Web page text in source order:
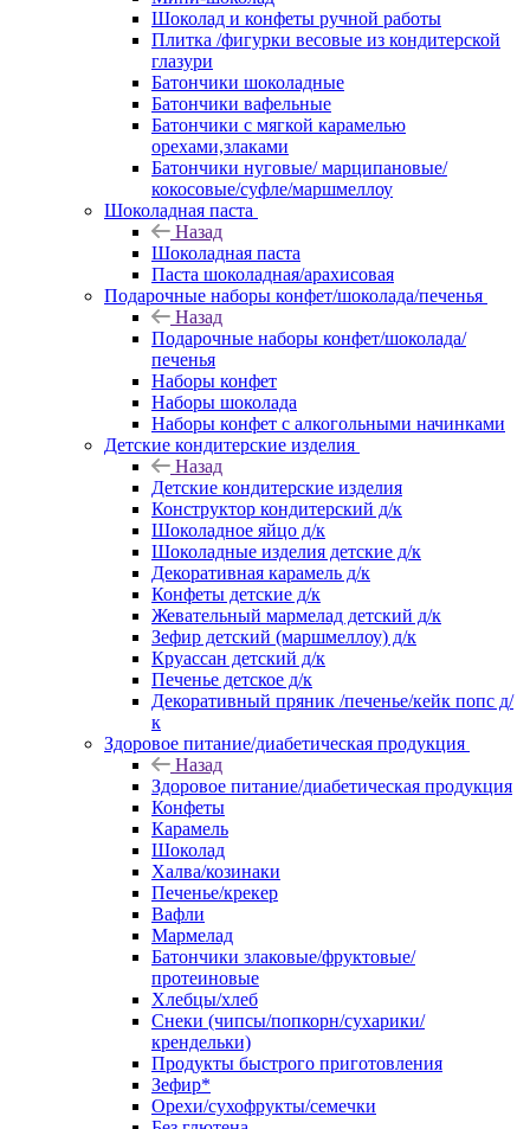
Шоколад и конфеты ручной работы
Плитка /фигурки весовые из кондитерской
глазури
Батончики шоколадные
Батончики вафельные
Батончики с мягкой карамелью
орехами,злаками
Батончики нуговые/ марципановые/
кокосовые/суфле/маршмеллоу
Шоколадная паста
Назад
Шоколадная паста
Паста шоколадная/арахисовая
Подарочные наборы конфет/шоколада/печенья
Назад
Подарочные наборы конфет/шоколада/
печенья
Наборы конфет
Наборы шоколада
Наборы конфет с алкогольными начинками
Детские кондитерские изделия
Назад
Детские кондитерские изделия
Конструктор кондитерский д/к
Шоколадное яйцо д/к
Шоколадные изделия детские д/к
Декоративная карамель д/к
Конфеты детские д/к
Жевательный мармелад детский д/к
Зефир детский (маршмеллоу) д/к
Круассан детский д/к
Печенье детское д/к
Декоративный пряник /печенье/кейк попс д/
к
Здоровое питание/диабетическая продукция
Назад
Здоровое питание/диабетическая продукция
Конфеты
Карамель
Шоколад
Халва/козинаки
Печенье/крекер
Вафли
Мармелад
Батончики злаковые/фруктовые/
протеиновые
Хлебцы/хлеб
Снеки (чипсы/попкорн/сухарики/
крендельки)
Продукты быстрого приготовления
Зефир*
Орехи/сухофрукты/семечки